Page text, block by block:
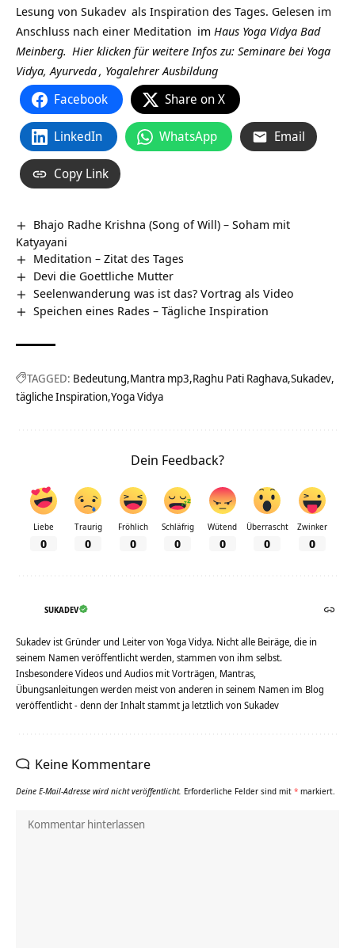
Lesung von Sukadev als Inspiration des Tages. Gelesen im
Anschluss nach einer Meditation im Haus Yoga Vidya Bad
Meinberg. Hier klicken für weitere Infos zu: Seminare bei Yoga
Vidya,Ayurveda, Yogalehrer Ausbildung
Facebook Share on X
LinkedIn WhatsApp Email
Copy Link
Bhajo Radhe Krishna (Song of Will) – Soham mit
Katyayani
Meditation – Zitat des Tages
Devi die Goettliche Mutter
Seelenwanderung was ist das? Vortrag als Video
Speichen eines Rades – Tägliche Inspiration
TAGGED: Bedeutung Mantra mp3 Raghu Pati Raghava Sukadev
tägliche Inspiration Yoga Vidya
Dein Feedback?
Liebe
0
Traurig
0
Fröhlich
0
Schläfrig
0
Wütend
0
Überrascht
0
Zwinker
0
SUKADEV
Sukadev ist Gründer und Leiter von Yoga Vidya. Nicht alle Beiräge, die in
seinem Namen veröffentlicht werden, stammen von ihm selbst.
Insbesondere Videos und Audios mit Vorträgen, Mantras,
Übungsanleitungen werden meist von anderen in seinem Namen im Blog
veröffentlicht - denn der Inhalt stammt ja letztlich von Sukadev
Keine Kommentare
Deine E-Mail-Adresse wird nicht veröffentlicht. Erforderliche Felder sind mit * markiert.